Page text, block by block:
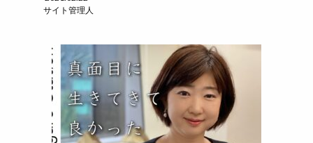
サイト管理人